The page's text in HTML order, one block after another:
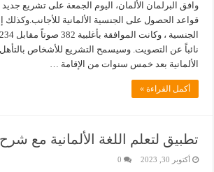
وافق البرلمان الألمان، اليوم الجمعة على تشريع
قواعد الحصول على الجنسية الألمانية للأجانب.وكذلك
نائباً عن التصويت. وسيسمح التشريع للأشخاص
الألمانية بعد خمس سنوات من الإقامة …
أكمل القراءة »
تطبيق لتعلم اللغة الألمانية مع
أكتوبر 30, 2023 0